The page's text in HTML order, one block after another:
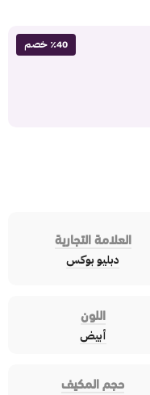
٪40 خصم
العلامة التجارية
دبليو بوكس
اللون
أبيض
حجم المكيف